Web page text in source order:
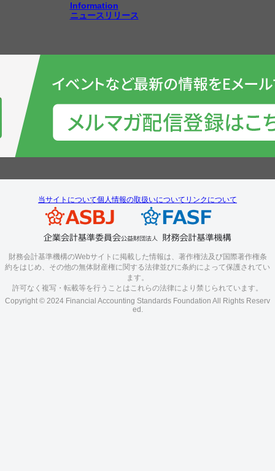
Information
ニュースリリース
当サイトについて個人情報の取扱いについて リンクについて
財務会計基準機構のWebサイトに掲載した情報は、著作権法及び国際著作権条
約をはじめ、その他の無体財産権に関する法律並びに条約によって保護されてい
ます。
許可なく複写・転載等を行うことはこれらの法律により禁じられています。
Copyright © 2024 Financial Accounting Standards Foundation All Rights Reserv
ed.